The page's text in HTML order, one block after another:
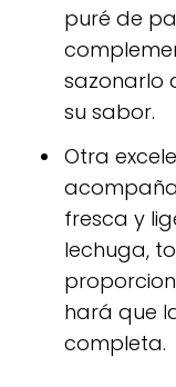
puré de
sazonarlo
su sabor.
Otra
fresca y
lechuga,
hará que
completa.